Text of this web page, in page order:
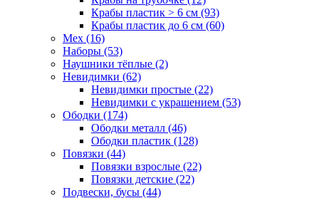
Крабы пластик > 6 см (93)
Крабы пластик до 6 см (60)
Мех (16)
Наборы (53)
Наушники тёплые (2)
Невидимки (62)
Невидимки простые (22)
Невидимки с украшением (53)
Ободки (174)
Ободки металл (46)
Ободки пластик (128)
Повязки (44)
Повязки взрослые (22)
Повязки детские (22)
Подвески, бусы (44)